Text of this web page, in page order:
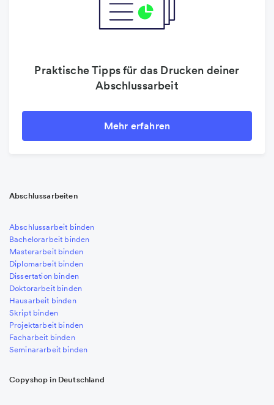
Praktische Tipps für das Drucken deiner
Abschlussarbeit
Mehr erfahren
Abschlussarbeiten
Abschlussarbeit binden
Bachelorarbeit binden
Masterarbeit binden
Diplomarbeit binden
Dissertation binden
Doktorarbeit binden
Hausarbeit binden
Skript binden
Projektarbeit binden
Facharbeit binden
Seminararbeit binden
Copyshop in Deutschland